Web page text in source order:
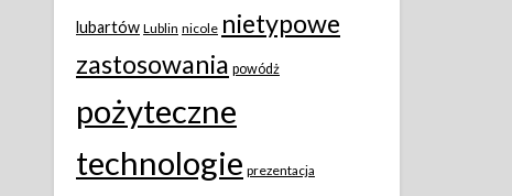
lubartów Lublin nicole nietypowe
zastosowania powódż
pożyteczne
technologie prezentacja